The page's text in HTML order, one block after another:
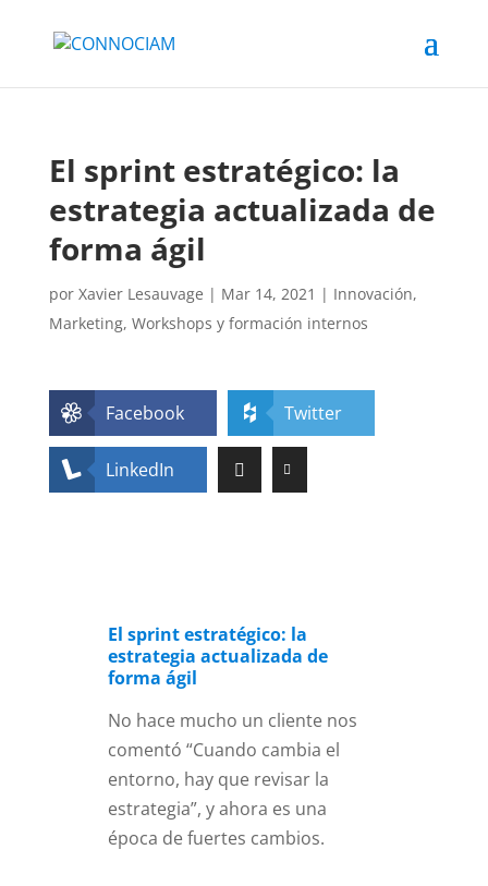
El sprint estratégico: la
estrategia actualizada de
forma ágil
por Xavier Lesauvage | Mar 14, 2021 | Innovación,
Marketing, Workshops y formación internos
Facebook Twitter
LinkedIn
El sprint estratégico: la
estrategia actualizada de
forma ágil
No hace mucho un cliente nos
comentó “Cuando cambia el
entorno, hay que revisar la
estrategia”, y ahora es una
época de fuertes cambios.